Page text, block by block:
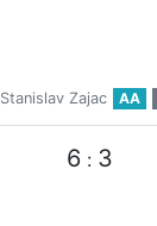
Stanislav Zajac AA
6 : 3